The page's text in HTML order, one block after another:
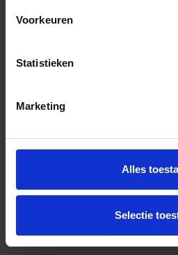
Voorkeuren
Statistieken
Marketing
Alles
Selectie
Niet op voorraad, levertijd 1 tot
Prijs per 1 Stuk